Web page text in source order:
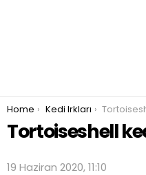
You are here:
Home Kedi Irkları Tortoiseshell
Tortoiseshell
19 Haziran 2020, 11:10